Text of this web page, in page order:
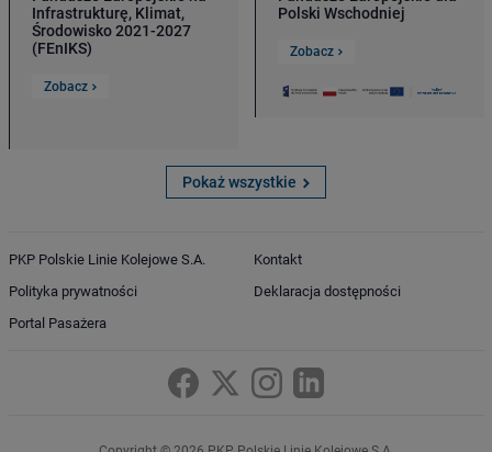
Infrastrukturę, Klimat,
Środowisko 2021-2027
(FEnIKS)
Zobacz
Polski Wschodniej
Zobacz
Pokaż wszystkie
PKP Polskie Linie Kolejowe S.A.
Polityka prywatności
Portal Pasażera
Kontakt
Deklaracja dostępności